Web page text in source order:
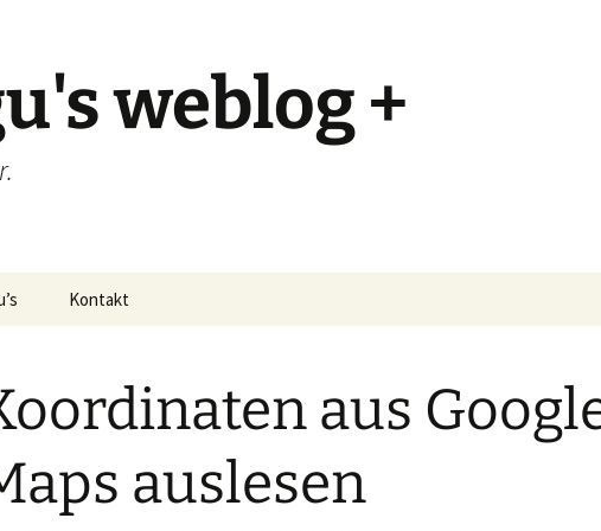
weblog +
Kontakt
aus
auslesen